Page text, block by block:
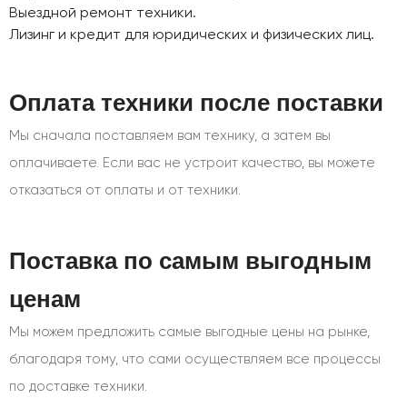
Выездной ремонт техники.
Лизинг и кредит для юридических и физических лиц.
Оплата техники после поставки
Мы сначала поставляем вам технику, а затем вы
оплачиваете. Если вас не устроит качество, вы можете
отказаться от оплаты и от техники.
Поставка по самым выгодным
ценам
Мы можем предложить самые выгодные цены на рынке,
благодаря тому, что сами осуществляем все процессы
по доставке техники.